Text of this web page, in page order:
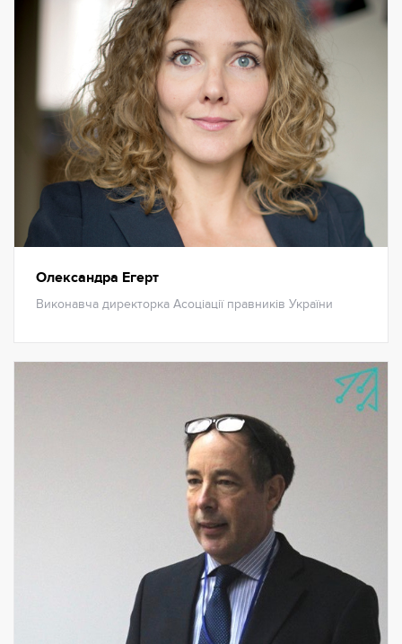
Олександра Егерт
Виконавча директорка Асоціації правників України